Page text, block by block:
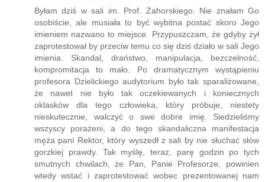
Byłam dziś w sali im. Prof. Zahorskiego. Nie znałam Go
osobiście, ale musiała to być wybitna postać skoro Jego
imieniem nazwano to miejsce. Przypuszczam, że gdyby żył
zaprotestował by przeciw temu co się dziś działo w sali Jego
imienia. Skandal, draństwo, manipulacja, bezczelność,
kompromitacja to mało. Po dramatycznym wystąpieniu
profesora Dzielickiego audytorium było tak sparaliżowane,
że nawet nie było tak oczekiewanych i koniecznych
oklasków dla tego człowieka, który próbuje, niestety
nieskutecznie, walczyć o swe dobre imię. Siedzieliśmy
wszyscy porażeni, a do tego skandaliczna manifestacja
męża pani Rektor, który wyszedł z sali by nie słuchać słów
gorzkiej prawdy. Tak myślę, teraz, parę godzin po tych
smutnych chwilach, że Pan, Panie Profesorze, powinien
wtedy wstać i zaprotestować wobec prezentowanej nam